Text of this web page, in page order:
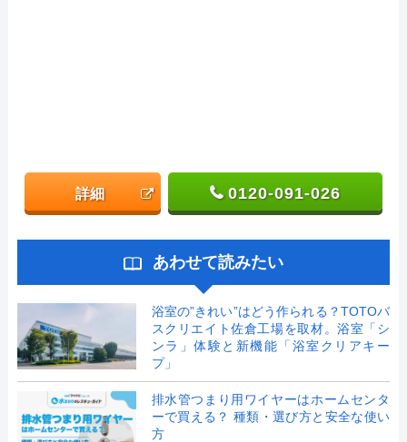
詳細 0120-091-026
あわせて読みたい
浴室の”きれい”はどう作られる？TOTOバ
スクリエイト佐倉工場を取材。浴室「シ
ンラ」体験と新機能「浴室クリアキー
プ」
排水管つまり用ワイヤーはホームセンタ
ーで買える？ 種類・選び方と安全な使い
方